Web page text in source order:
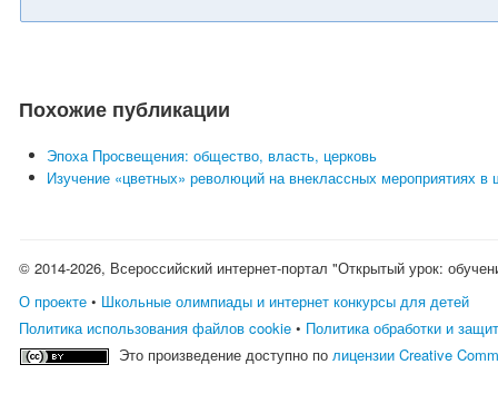
Похожие публикации
Эпоха Просвещения: общество, власть, церковь
Изучение «цветных» революций на внеклассных мероприятиях в
© 2014-2026, Всероссийский интернет-портал "Открытый урок:
О проекте • Школьные олимпиады и интернет конкурсы для детей
Политика использования файлов cookie • Политика обработки и
Это произведение доступно полицензии Creative